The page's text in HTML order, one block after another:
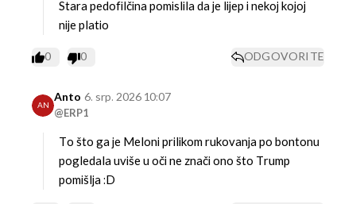
Stara pedofilčina pomislila da je lijep i nekoj kojoj
nije platio
0 0 ODGOVORITE
AN
Anto
@ERP1
6. srp. 2026 10:07
To što ga je Meloni prilikom rukovanja po bontonu
pogledala uviše u oči ne znači ono što Trump
pomišlja :D